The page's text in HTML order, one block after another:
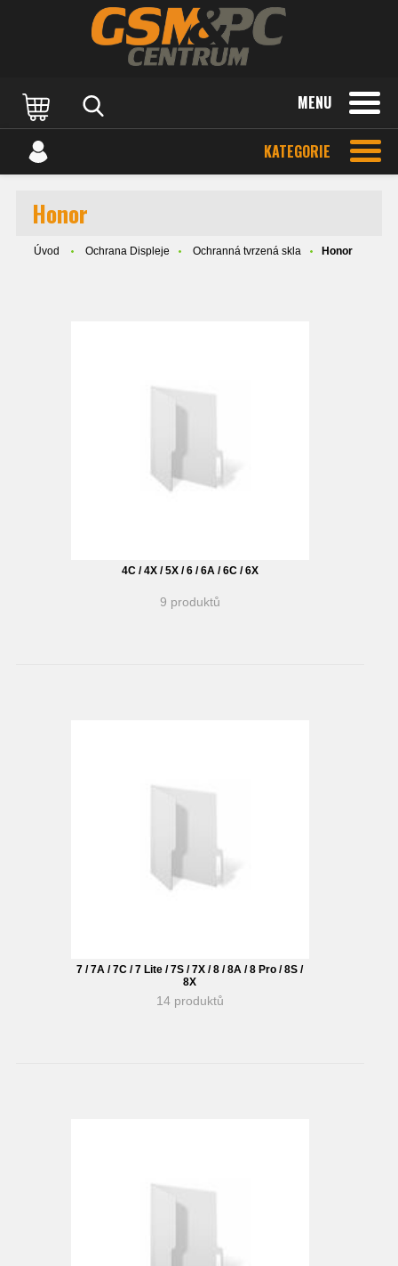
MENU
KATEGORIE
Honor
Úvod Ochrana Displeje Ochranná tvrzená skla Honor
4C / 4X / 5X / 6 / 6A / 6C / 6X
9 produktů
7 / 7A / 7C / 7 Lite / 7S / 7X / 8 / 8A / 8 Pro / 8S /
8X
14 produktů